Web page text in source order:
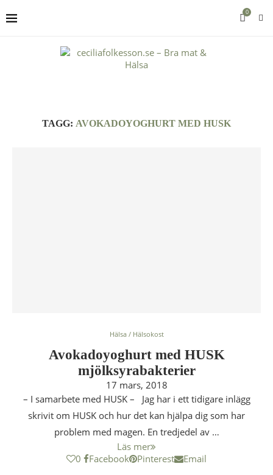
0
TAGG: AVOKADOYOGHURT MED HUSK
Hälsa / Hälsokost
Avokadoyoghurt med HUSK
mjölksyrabakterier
17 mars, 2018
– I samarbete med HUSK – Jag har i ett tidigare inlägg
skrivit om HUSK och hur det kan hjälpa dig som har
problem med magen. En tredjedel av …
Läs mer
0
Facebook Pinterest Email